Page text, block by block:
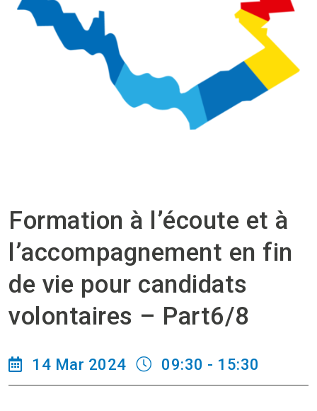
Formation à l’écoute et à
l’accompagnement en fin
de vie pour candidats
volontaires – Part6/8
14 Mar 2024 09:30 - 15:30